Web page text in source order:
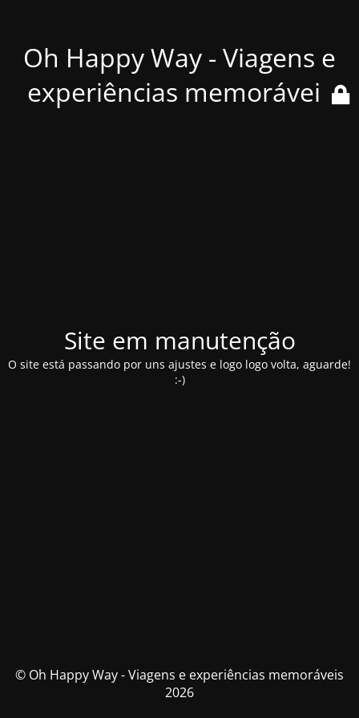
Oh Happy Way - Viagens e
experiências memoráveis
Site em manutenção
O site está passando por uns ajustes e logo logo volta, aguarde!
:-)
© Oh Happy Way - Viagens e experiências memoráveis
2026